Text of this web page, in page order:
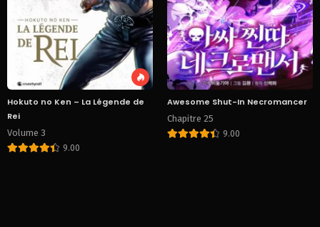
Hokuto no Ken – La Légende de
Rei
Volume 3
9.00
Awesome Shut-In Necromancer
Chapitre 25
9.00